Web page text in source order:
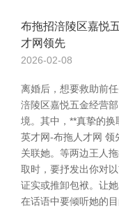
布拖招涪陵区嘉悦
才网领先
2026-02-08
离婚后，想要救助前
涪陵区嘉悦五金经营
境。其中，**真挚的
英才网-布拖人才网 领
关联她。等两边王人
取时，要抒发出你对
证实或推卸包袱。让
在话语中要倾听她的